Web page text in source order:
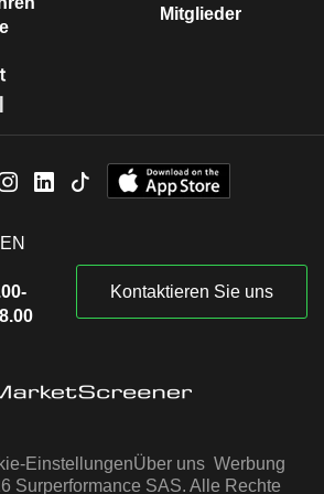
Mitglieder
Kontaktieren Sie uns
EinstellungenÜber uns Werbung
Surperformance SAS. Alle Rechte